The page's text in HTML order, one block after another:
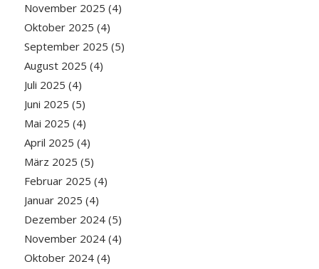
November 2025 (4)
Oktober 2025 (4)
September 2025 (5)
August 2025 (4)
Juli 2025 (4)
Juni 2025 (5)
Mai 2025 (4)
April 2025 (4)
März 2025 (5)
Februar 2025 (4)
Januar 2025 (4)
Dezember 2024(5)
November 2024(4)
Oktober 2024(4)